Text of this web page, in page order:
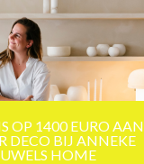
OP 1400 EURO AAN
DECO BIJ ANNEKE
HOME